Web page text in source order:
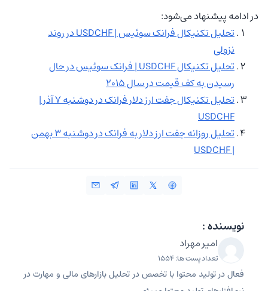
در ادامه پیشنهاد می‌شود:
تحلیل تکنیکال فرانک سوئیس | USDCHF در روند
نزولی
تحلیل تکنیکال USDCHF | فرانک سوئیس در حال
رسیدن به کف قیمت در سال ۲۰۱۵
تحلیل تکنیکال جفت ارز دلار فرانک در دوشنبه ۷ آذر |
USDCHF
تحلیل روزانه جفت ارز دلار به فرانک در دوشنبه ۳ بهمن
| USDCHF
نویسنده :
امیر مهراد
تعداد پست ها: 1554
فعال در تولید محتوا با تخصص در تحلیل بازارهای مالی و مهارت در